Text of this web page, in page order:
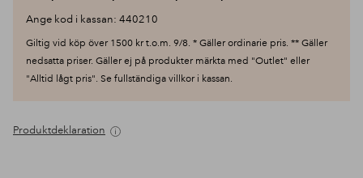
Ange kod i kassan: 440210
Giltig vid köp över 1500 kr t.o.m. 9/8. * Gäller ordinarie pris. ** Gäller
nedsatta priser. Gäller ej på produkter märkta med "Outlet" eller
"Alltid lågt pris". Se fullständiga villkor i kassan.
Produktdeklaration